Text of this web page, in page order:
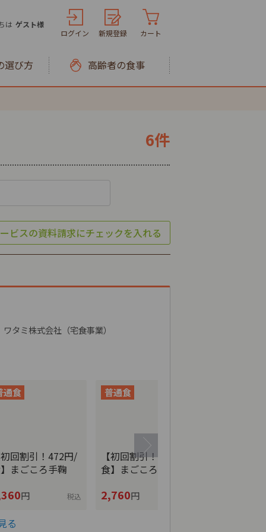
は ゲスト様
ログイン
新規登録 カート
選び方 高齢者の食事
6件
ワタミ株式会社（宅食事業）
回割引！472円/
まごころ手鞠
円 税込
【初回割引！552円/
食】まごころおかず
2,760円
る